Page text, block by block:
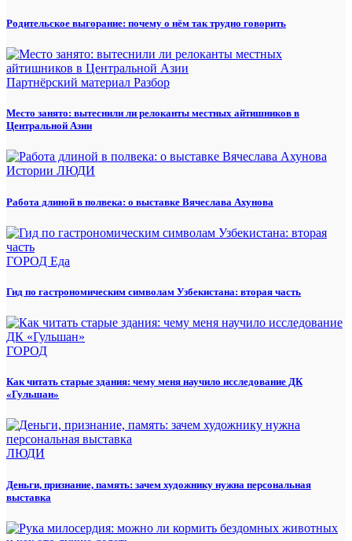
Родительское выгорание: почему о нём так трудно говорить
Партнёрский материал Разбор
Место занято: вытеснили ли релоканты местных айтишников в
Центральной Азии
Истории ЛЮДИ
Работа длиной в полвека: о выставке Вячеслава Ахунова
ГОРОД Еда
Гид по гастрономическим символам Узбекистана: вторая часть
ГОРОД
Как читать старые здания: чему меня научило исследование ДК
«Гульшан»
ЛЮДИ
Деньги, признание, память: зачем художнику нужна персональная
выставка